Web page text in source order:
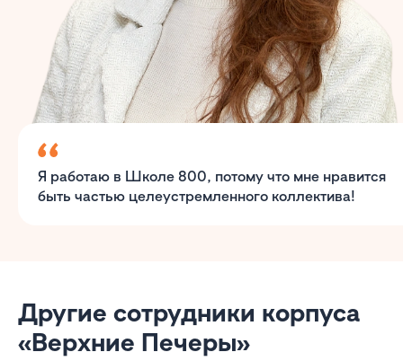
Я работаю в Школе 800, потому что мне нравится
быть частью целеустремленного коллектива!
Другие сотрудники корпуса
«Верхние Печеры»